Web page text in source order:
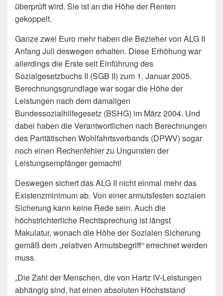
überprüft wird. Sie ist an die Höhe der Renten
gekoppelt.
Ganze zwei Euro mehr haben die Bezieher von ALG II
Anfang Juli deswegen erhalten. Diese Erhöhung war
allerdings die Erste seit Einführung des
Sozialgesetzbuchs II (SGB II) zum 1. Januar 2005.
Berechnungsgrundlage war sogar die Höhe der
Leistungen nach dem damaligen
Bundessozialhilfegesetz (BSHG) im März 2004. Und
dabei haben die Verantwortlichen nach Berechnungen
des Paritätischen Wohlfahrtsverbands (DPWV) sogar
noch einen Rechenfehler zu Ungunsten der
Leistungsempfänger gemacht!
Deswegen sichert das ALG II nicht einmal mehr das
Existenzminimum ab. Von einer armutsfesten sozialen
Sicherung kann keine Rede sein. Auch die
höchstrichterliche Rechtsprechung ist längst
Makulatur, wonach die Höhe der Sozialen Sicherung
gemäß dem „relativen Armutsbegriff“ errechnet werden
muss.
„Die Zahl der Menschen, die von Hartz IV-Leistungen
abhängig sind, hat einen absoluten Höchststand